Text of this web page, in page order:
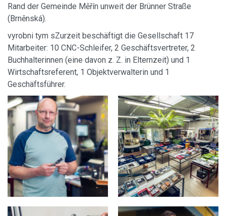
Rand der Gemeinde Měřín unweit der Brünner Straße
(Brněnská).
vyrobni tym sZurzeit beschäftigt die Gesellschaft 17
Mitarbeiter: 10 CNC-Schleifer, 2 Geschäftsvertreter, 2
Buchhalterinnen (eine davon z. Z. in Elternzeit) und 1
Wirtschaftsreferent, 1 Objektverwalterin und 1
Geschäftsführer.